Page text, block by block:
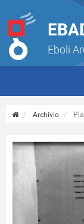
Eboli
Archivio